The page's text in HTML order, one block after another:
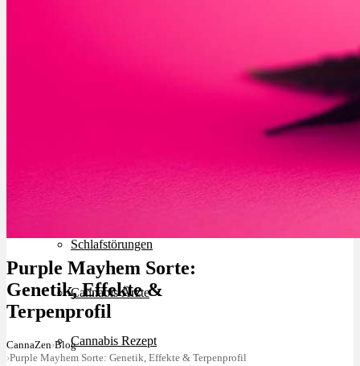
Depressionen
Schlafstörungen
Cannabis Ärzte
Cannabis Rezept
Purple Mayhem Sorte:
Genetik, Effekte &
Terpenprofil
CannaZen›Blog
›Purple Mayhem Sorte: Genetik, Effekte & Terpenprofil